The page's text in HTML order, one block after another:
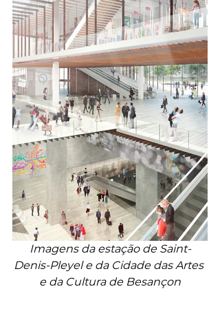
Imagens da estação de Saint-
Denis-Pleyel e da Cidade das Artes
e da Cultura de Besançon